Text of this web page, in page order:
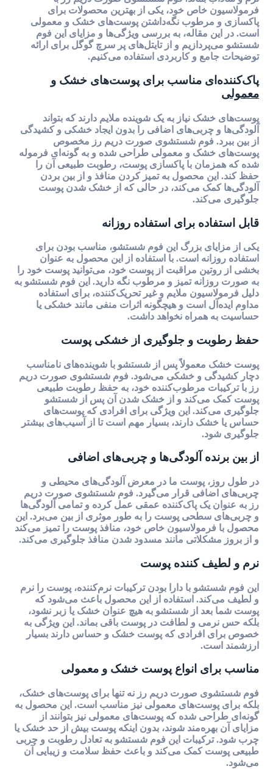
فرمولاسیون خاص خود، یکی از بهترین محصولات برای
پاکسازی و مرطوب نگه‌داشتن پوست‌های خشک و معمولی
است. در این مقاله، به بررسی ویژگی‌ها و مزایای این فوم
شستشو می‌پردازیم و از تایتل‌های پر سرچ گوگل برای ارائه
توضیحات جامع و کاربردی استفاده می‌کنیم.
پاک‌کننده‌ای مناسب برای پوست‌های خشک و
معمولی
پوست‌های خشک نیاز به یک شوینده ملایم دارند که بتواند
آلودگی‌ها و چربی‌های اضافی را بدون ایجاد خشکی و کشیدگی
از بین ببرد. فوم شستشوی صورت دریم رز مخصوص
پوست‌های خشک و معمولی طراحی شده و به گونه‌ای فرموله
شده که همزمان با پاکسازی پوست، رطوبت طبیعی آن را
حفظ کند. این محصول به تمیز کردن منافذ و از بین بردن
آلودگی‌ها کمک می‌کند، در حالی که از خشک شدن پوست
جلوگیری می‌کند.
قابل استفاده برای استفاده روزانه
یکی از مزایای بزرگ این فوم شستشو، مناسب بودن برای
استفاده روزانه است. با استفاده از این محصول به عنوان
بخشی از روتین مراقبت از پوست خود، می‌توانید پوست خود را
به صورت روزانه تمیز و مرطوب نگه دارید. این فوم شستشو به
دلیل فرمولاسیون ملایم و غیر تحریک‌کننده، برای استفاده
مداوم ایده‌آل است و هیچگونه اثرات منفی مانند خشکی یا
حساسیت به همراه نخواهد داشت.
حفظ رطوبت و جلوگیری از خشکی پوست
پوست خشک معمولاً پس از شستشو با شوینده‌های نامناسب
دچار کشیدگی و خشکی می‌شود. فوم شستشوی صورت دریم
رز با ترکیبات مرطوب‌کننده خود، به حفظ رطوبت طبیعی
پوست کمک می‌کند و از خشک شدن آن پس از شستشو
جلوگیری می‌کند. این ویژگی برای افرادی که پوست‌های
حساس یا خشک دارند، بسیار مهم است تا از آسیب‌های بیشتر
جلوگیری شود.
از بین برنده آلودگی‌ها و چربی‌های اضافی
در طول روز، پوست ما در معرض آلودگی‌های محیطی و
چربی‌های اضافی قرار می‌گیرد. فوم شستشوی صورت دریم
رز به عنوان یک پاک‌کننده عمقی عمل کرده و تمامی آلودگی‌ها
و چربی‌های سطحی پوست را به طور موثری از بین می‌برد. این
محصول با فرمولاسیون خاص خود، منافذ پوست را تمیز می‌کند
و از بروز مشکلاتی مانند مسدود شدن منافذ جلوگیری می‌کند.
نرم و لطیف کننده پوست
این فوم شستشو با دارا بودن ترکیبات نرم‌کننده، پوست را نرم
و لطیف می‌کند. استفاده از این محصول باعث می‌شود که
پوست شما بعد از شستشو به هیچ عنوان خشک یا زبر نشود،
بلکه حس نرمی و لطافت در پوست باقی بماند. این ویژگی به
خصوص برای افرادی که پوست خشک و حساس دارند بسیار
ارزشمند است.
مناسب برای انواع پوست خشک و معمولی
فوم شستشوی صورت دریم رز نه تنها برای پوست‌های خشک،
بلکه برای پوست‌های معمولی نیز مناسب است. این محصول به
گونه‌ای طراحی شده که پوست‌های معمولی نیز بتوانند از
مزایای آن بهره‌مند شوند، بدون اینکه پوست بیش از حد خشک یا
چرب شود. ترکیبات این فوم شستشو به تعادل رطوبت و چربی
طبیعی پوست کمک می‌کند و باعث حفظ سلامت و زیبایی آن
می‌شود.